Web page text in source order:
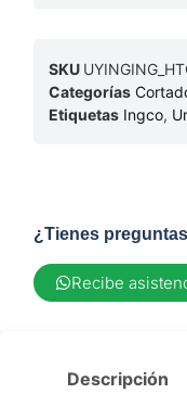
SKU
Categorías
Etiquetas Ingco,
¿Tienes
Recibe
Descripción